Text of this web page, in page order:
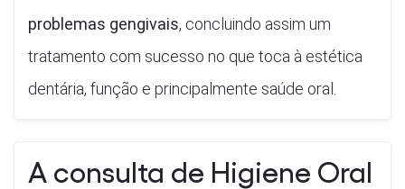
problemas gengivais, concluindo assim um
tratamento com sucesso no que toca à estética
dentária, função e principalmente saúde oral.
A consulta de Higiene Oral